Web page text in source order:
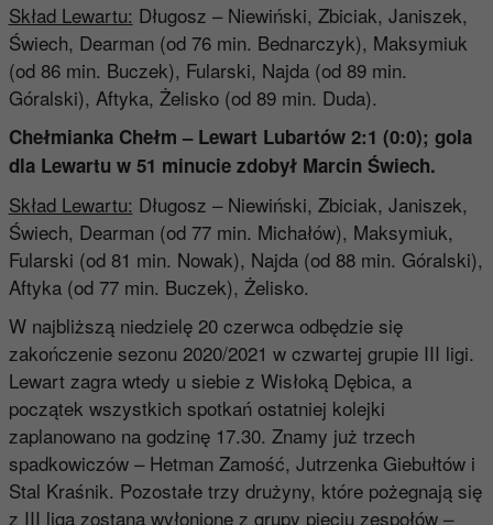
Skład Lewartu: Długosz – Niewiński, Zbiciak, Janiszek,
Świech, Dearman (od 76 min. Bednarczyk), Maksymiuk
(od 86 min. Buczek), Fularski, Najda (od 89 min.
Góralski), Aftyka, Żelisko (od 89 min. Duda).
Chełmianka Chełm – Lewart Lubartów 2:1 (0:0); gola
dla Lewartu w 51 minucie zdobył Marcin Świech.
Skład Lewartu: Długosz – Niewiński, Zbiciak, Janiszek,
Świech, Dearman (od 77 min. Michałów), Maksymiuk,
Fularski (od 81 min. Nowak), Najda (od 88 min. Góralski),
Aftyka (od 77 min. Buczek), Żelisko.
W najbliższą niedzielę 20 czerwca odbędzie się
zakończenie sezonu 2020/2021 w czwartej grupie III ligi.
Lewart zagra wtedy u siebie z Wisłoką Dębica, a
początek wszystkich spotkań ostatniej kolejki
zaplanowano na godzinę 17.30. Znamy już trzech
spadkowiczów – Hetman Zamość, Jutrzenka Giebułtów i
Stal Kraśnik. Pozostałe trzy drużyny, które pożegnają się
z III ligą zostaną wyłonione z grupy pięciu zespołów –